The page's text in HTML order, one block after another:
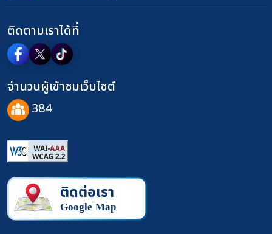
ติดตามเราได้ที่
จำนวนผู้เข้าชมเว็บไซต์
384